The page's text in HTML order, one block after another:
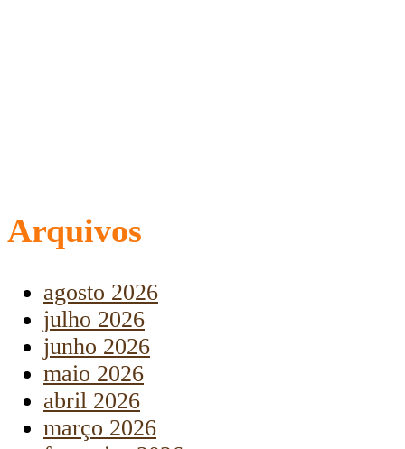
Arquivos
agosto 2026
julho 2026
junho 2026
maio 2026
abril 2026
março 2026